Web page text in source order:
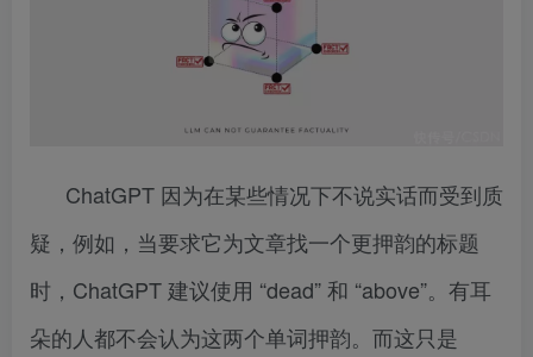
ChatGPT 因为在某些情况下不说实话而受到质
疑，例如，当要求它为文章找一个更押韵的标题
时，ChatGPT 建议使用 “dead” 和 “above”。有耳
朵的人都不会认为这两个单词押韵。而这只是